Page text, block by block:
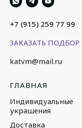
+7 (915) 259 77 99
ЗАКАЗАТЬ ПОДБОР
katvm@mail.ru
ГЛАВНАЯ
Индивидуальные
украшения
Доставка